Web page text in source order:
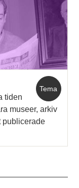
Tema
tiden
museer, arkiv
publicerade